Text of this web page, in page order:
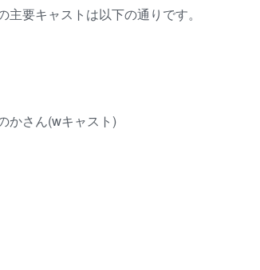
要キャストは以下の通りです。
かさん(wキャスト)